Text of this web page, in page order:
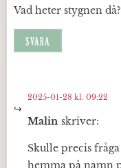
Vad heter stygnen
SVARA
Malin skriver:
2025-01-28 kl. 09:22
Skulle precis
hemma på namn